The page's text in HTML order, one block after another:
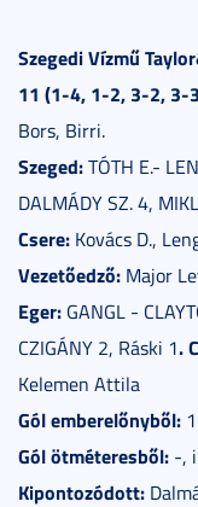
Szegedi Vízmű
11 (1-4, 1-2, 3-2, 3-
Bors, Birri.
Szeged:TÓTH E.-
DALMÁDY SZ. 4,
Csere: Kovács D.,
Vezetőedző: Major
Eger: GANGL -
CZIGÁNY 2, Ráski 1.
Kelemen Attila
Gól emberelőnyből:
Gól ötméteresből: -,
Kipontozódott: